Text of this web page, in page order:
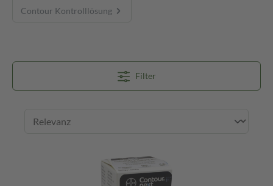
Contour Kontrolllösung
Filter